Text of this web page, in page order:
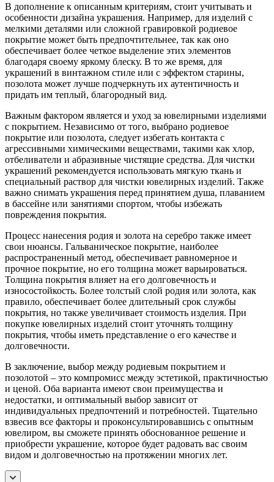
В дополнение к описанным критериям, стоит учитывать и
особенности дизайна украшения. Например, для изделий с
мелкими деталями или сложной гравировкой родиевое
покрытие может быть предпочтительнее, так как оно
обеспечивает более четкое выделение этих элементов
благодаря своему яркому блеску. В то же время, для
украшений в винтажном стиле или с эффектом старины,
позолота может лучше подчеркнуть их аутентичность и
придать им теплый, благородный вид.
Важным фактором является и уход за ювелирными изделиями
с покрытием. Независимо от того, выбрано родиевое
покрытие или позолота, следует избегать контакта с
агрессивными химическими веществами, такими как хлор,
отбеливатели и абразивные чистящие средства. Для чистки
украшений рекомендуется использовать мягкую ткань и
специальный раствор для чистки ювелирных изделий. Также
важно снимать украшения перед принятием душа, плаванием
в бассейне или занятиями спортом, чтобы избежать
повреждения покрытия.
Процесс нанесения родия и золота на серебро также имеет
свои нюансы. Гальваническое покрытие, наиболее
распространенный метод, обеспечивает равномерное и
прочное покрытие, но его толщина может варьироваться.
Толщина покрытия влияет на его долговечность и
износостойкость. Более толстый слой родия или золота, как
правило, обеспечивает более длительный срок службы
покрытия, но также увеличивает стоимость изделия. При
покупке ювелирных изделий стоит уточнять толщину
покрытия, чтобы иметь представление о его качестве и
долговечности.
В заключение, выбор между родиевым покрытием и
позолотой – это компромисс между эстетикой, практичностью
и ценой. Оба варианта имеют свои преимущества и
недостатки, и оптимальный выбор зависит от
индивидуальных предпочтений и потребностей. Тщательно
взвесив все факторы и проконсультировавшись с опытным
ювелиром, вы сможете принять обоснованное решение и
приобрести украшение, которое будет радовать вас своим
видом и долговечностью на протяжении многих лет.